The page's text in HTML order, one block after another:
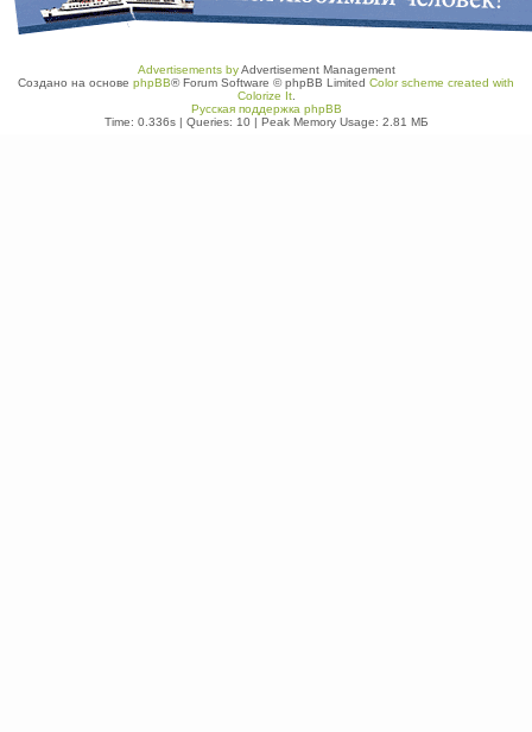
Advertisements byAdvertisement Management
Создано на основе phpBB® Forum Software © phpBB Limited Color scheme created with
Colorize It.
Русская поддержка phpBB
Time: 0.336s| Queries: 10| Peak Memory Usage: 2.81 МБ